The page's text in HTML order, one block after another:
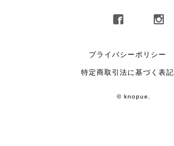
プライバシーポリシー
特定商取引法に基づく表記
© knopue.